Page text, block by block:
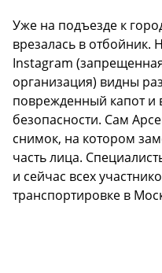
Уже на подъезде к
врезалась в отбойник.
Instagram
организация) видны
поврежденный капот
безопасности. Сам
снимок, на котором
часть лица.
и сейчас всех
транспортировке в